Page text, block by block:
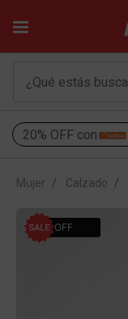
20% OFF con
Mujer Calzado
10% OFF